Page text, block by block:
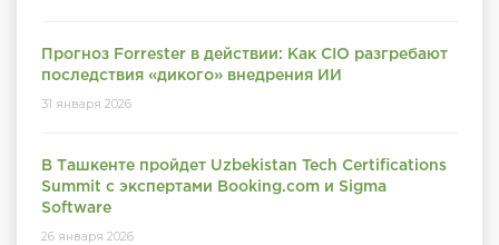
Прогноз Forrester в действии: Как CIO разгребают
последствия «дикого» внедрения ИИ
31 января 2026
В Ташкенте пройдет Uzbekistan Tech Certifications
Summit с экспертами Booking.com и Sigma
Software
26 января 2026